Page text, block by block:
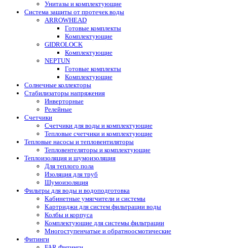
Унитазы и комплектующие
Система защиты от протечек воды
ARROWHEAD
Готовые комплекты
Комплектующие
GIDROLOCK
Комплектующие
NEPTUN
Готовые комплекты
Комплектующие
Солнечные коллекторы
Стабилизаторы напряжения
Инверторные
Релейные
Счетчики
Счетчики для воды и комплектующие
Тепловые счетчики и комплектующие
Тепловые насосы и тепловентиляторы
Тепловентеляторы и комплектующие
Теплоизоляция и шумоизоляция
Для теплого пола
Изоляция для труб
Шумоизоляция
Фильтры для воды и водоподготовка
Кабинетные умягчители и системы
Картриджи для систем фильтрации воды
Колбы и корпуса
Комплектующие для системы фильтрации
Многоступенчатые и обратноосмотические
Фитинги